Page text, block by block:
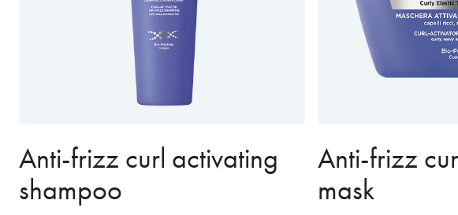
Anti-frizz curl activating
shampoo
Anti-frizz
mask